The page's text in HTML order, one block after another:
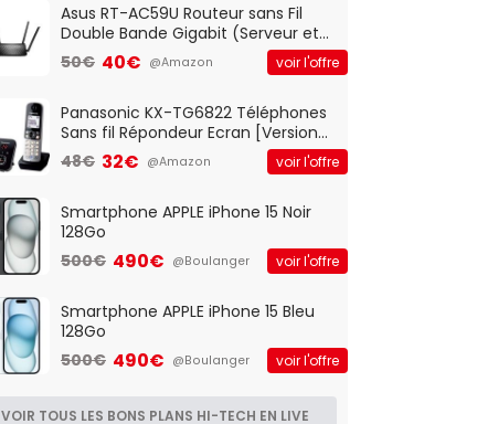
Asus RT-AC59U Routeur sans Fil
Double Bande Gigabit (Serveur et
Client VPN, Triple Vlan, Mode Point
d'accès et Bridge, contrôle
50€ 40€ @Amazon voir l'offre
Panasonic KX-TG6822 Téléphones
Sans fil Répondeur Ecran [Version
Française]
48€ 32€ @Amazon voir l'offre
Smartphone APPLE iPhone 15 Noir
128Go
500€ 490€ @Boulanger voir l'offre
Smartphone APPLE iPhone 15 Bleu
128Go
500€ 490€ @Boulanger voir l'offre
VOIR TOUS LES BONS PLANS HI-TECH EN LIVE